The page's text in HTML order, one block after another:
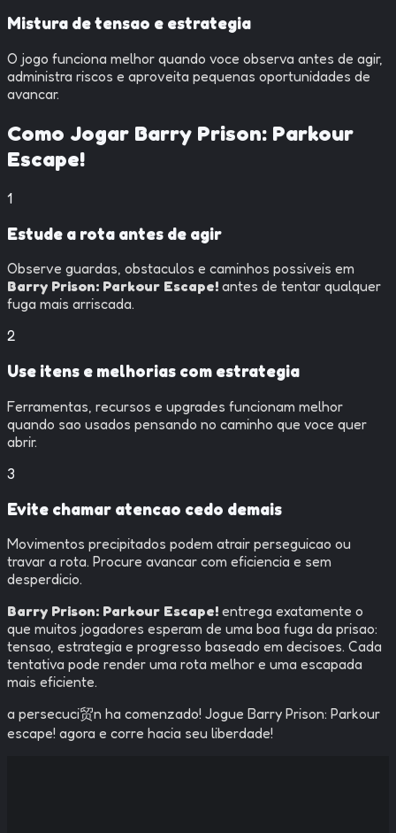
Mistura de tensao e estrategia
O jogo funciona melhor quando voce observa antes de agir,
administra riscos e aproveita pequenas oportunidades de
avancar.
Como Jogar Barry Prison: Parkour
Escape!
1
Estude a rota antes de agir
Observe guardas, obstaculos e caminhos possiveis em
Barry Prison: Parkour Escape! antes de tentar qualquer
fuga mais arriscada.
2
Use itens e melhorias com estrategia
Ferramentas, recursos e upgrades funcionam melhor
quando sao usados pensando no caminho que voce quer
abrir.
3
Evite chamar atencao cedo demais
Movimentos precipitados podem atrair perseguicao ou
travar a rota. Procure avancar com eficiencia e sem
desperdicio.
Barry Prison: Parkour Escape! entrega exatamente o
que muitos jogadores esperam de uma boa fuga da prisao:
tensao, estrategia e progresso baseado em decisoes. Cada
tentativa pode render uma rota melhor e uma escapada
mais eficiente.
a persecuci贸n ha comenzado! Jogue Barry Prison: Parkour
escape! agora e corre hacia seu liberdade!